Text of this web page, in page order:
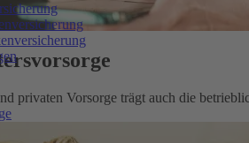
privaten Vorsorge trägt auch die